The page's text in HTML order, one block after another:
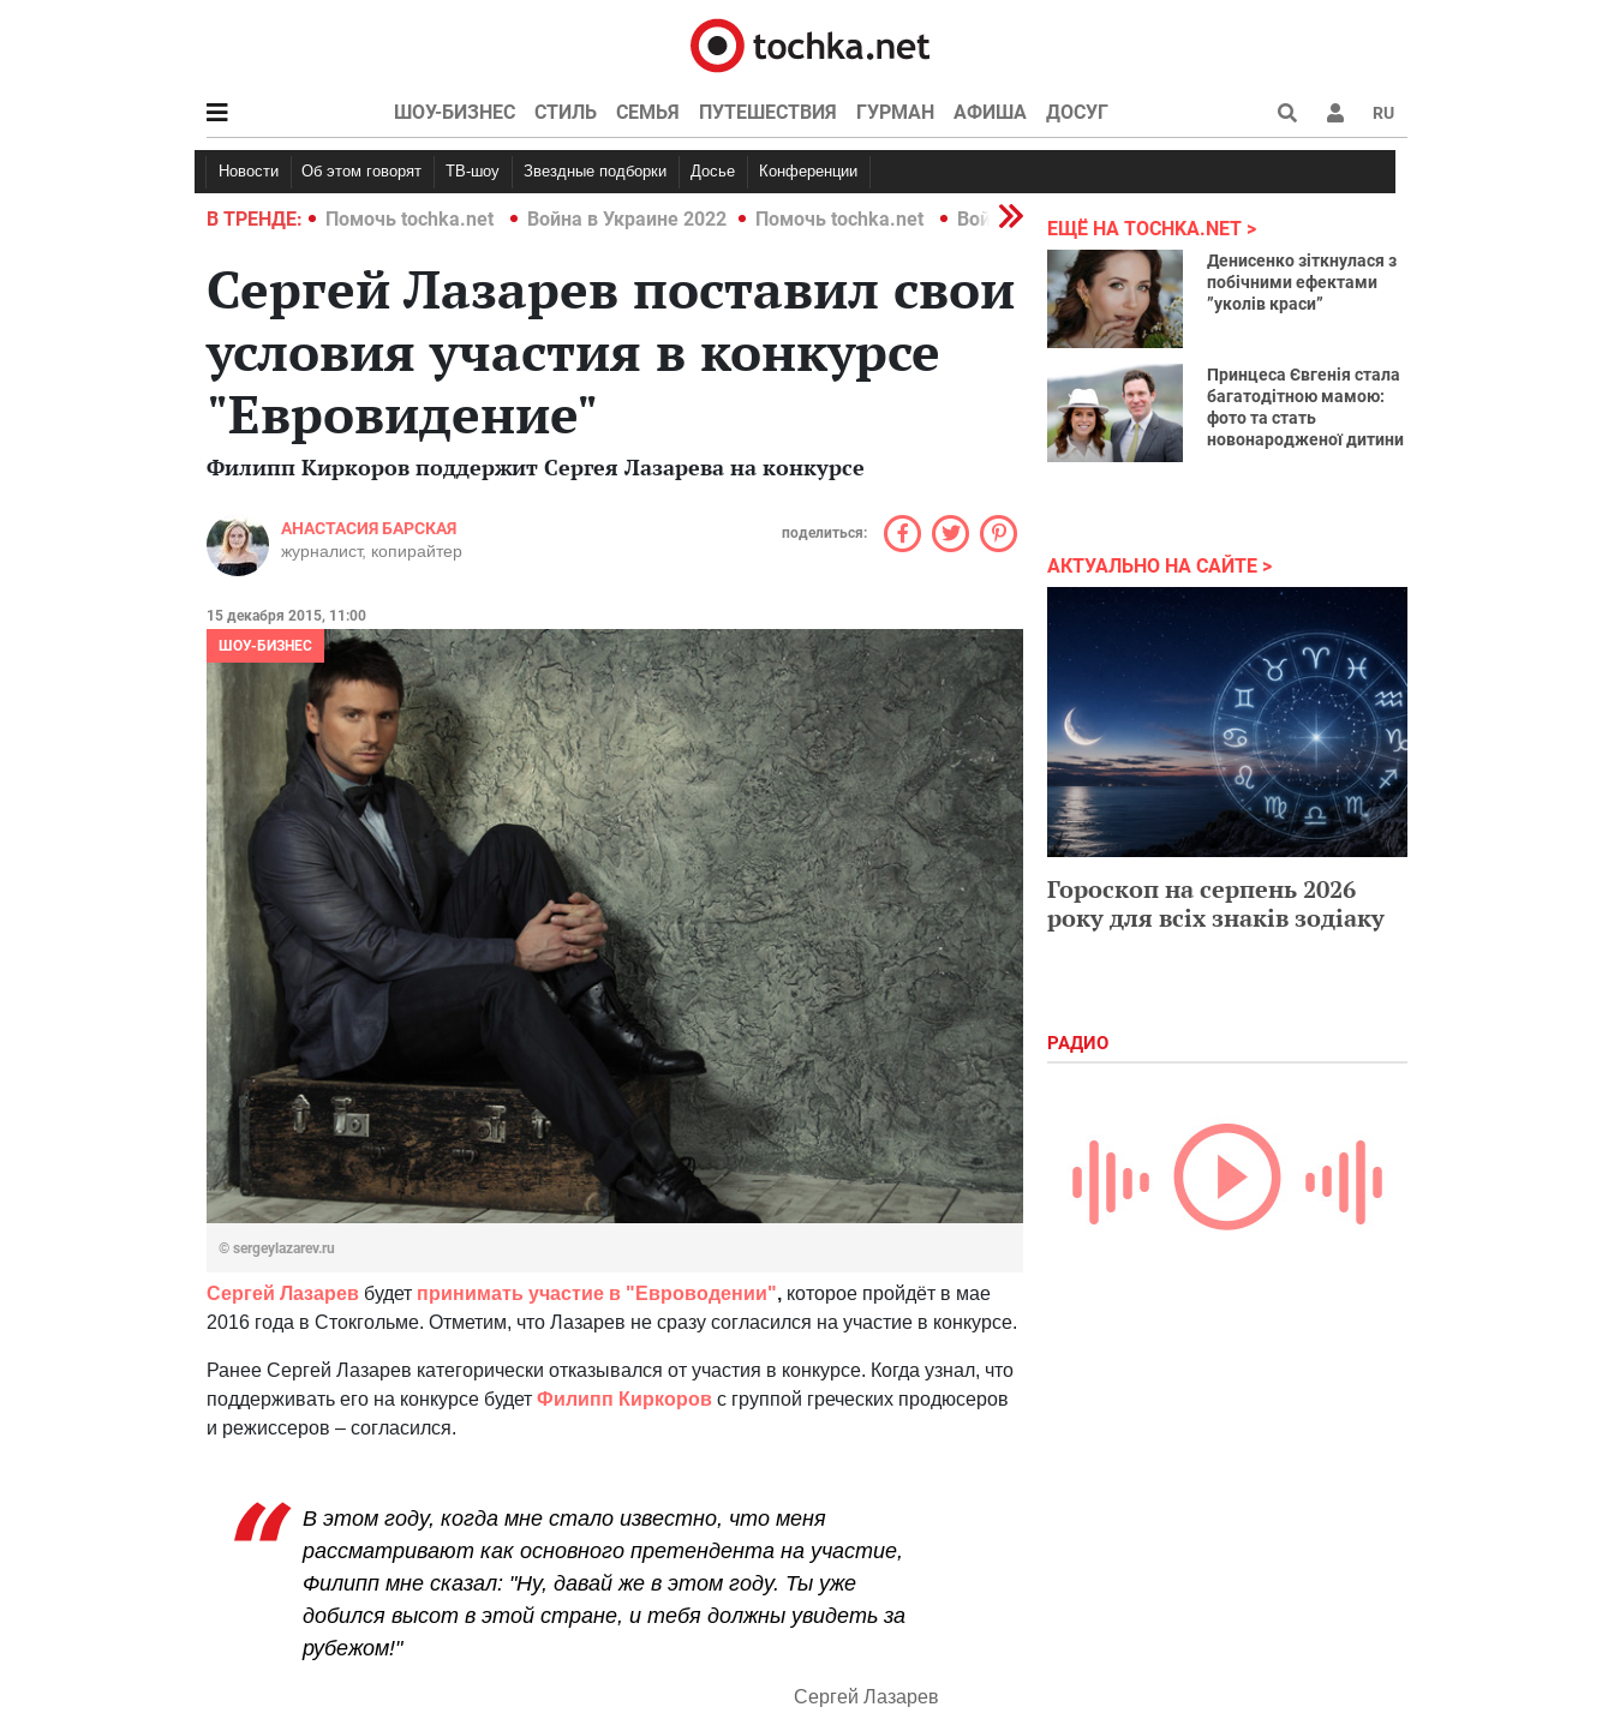
ШОУ-БИЗНЕС СТИЛЬ СЕМЬЯ ПУТЕШЕСТВИЯ ГУРМАН АФИША ДОСУГ RU
Новости Об этом говорят ТВ-шоу Звездные подборки Досье Конференции
В ТРЕНДЕ:
Война в Украине 2022 Помочь tochka.net Война в Украине 2022 Помочь tochka.net Война в Украине 2022
Сергей Лазарев поставил свои
условия участия в конкурсе
"Евровидение"
Филипп Киркоров поддержит Сергея Лазарева на конкурсе
АНАСТАСИЯ БАРСКАЯ
журналист, копирайтер
поделиться:
15 декабря 2015, 11:00
ШОУ-БИЗНЕС
© sergeylazarev.ru
Сергей Лазарев будет принимать участие в "Евроводении", которое пройдёт в мае
2016 года в Стокгольме. Отметим, что Лазарев не сразу согласился на участие в конкурсе.
Ранее Сергей Лазарев категорически отказывался от участия в конкурсе. Когда узнал, что
поддерживать его на конкурсе будет Филипп Киркоров с группой греческих продюсеров
и режиссеров – согласился.
В этом году, когда мне стало известно, что меня
рассматривают как основного претендента на участие,
Филипп мне сказал: "Ну, давай же в этом году. Ты уже
добился высот в этой стране, и тебя должны увидеть за
рубежом!"
Сергей Лазарев
ЕЩЁ НА TOCHKA.NET
Денисенко зіткнулася з
побічними ефектами
”уколів краси”
Принцеса Євгенія стала
багатодітною мамою:
фото та стать
новонародженої дитини
АКТУАЛЬНО НА САЙТЕ
Гороскоп на серпень 2026
року для всіх знаків зодіаку
РАДИО